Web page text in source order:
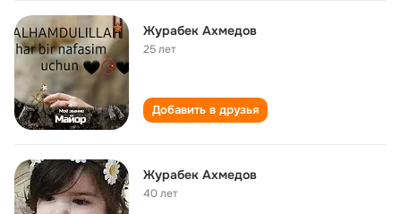
Журабек Ахмедов
25 лет
Добавить в друзья
Журабек Ахмедов
40 лет